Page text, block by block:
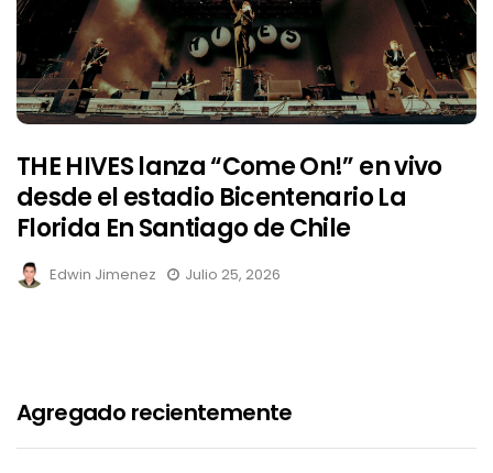
THE HIVES lanza “Come On!” en vivo
desde el estadio Bicentenario La
Florida En Santiago de Chile
Edwin Jimenez Julio 25, 2026
Agregado recientemente